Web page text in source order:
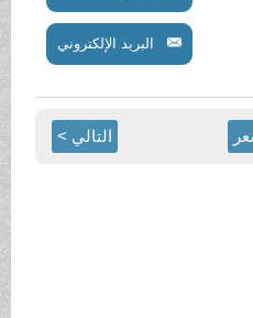
البريد الإلكتروني
التالي >